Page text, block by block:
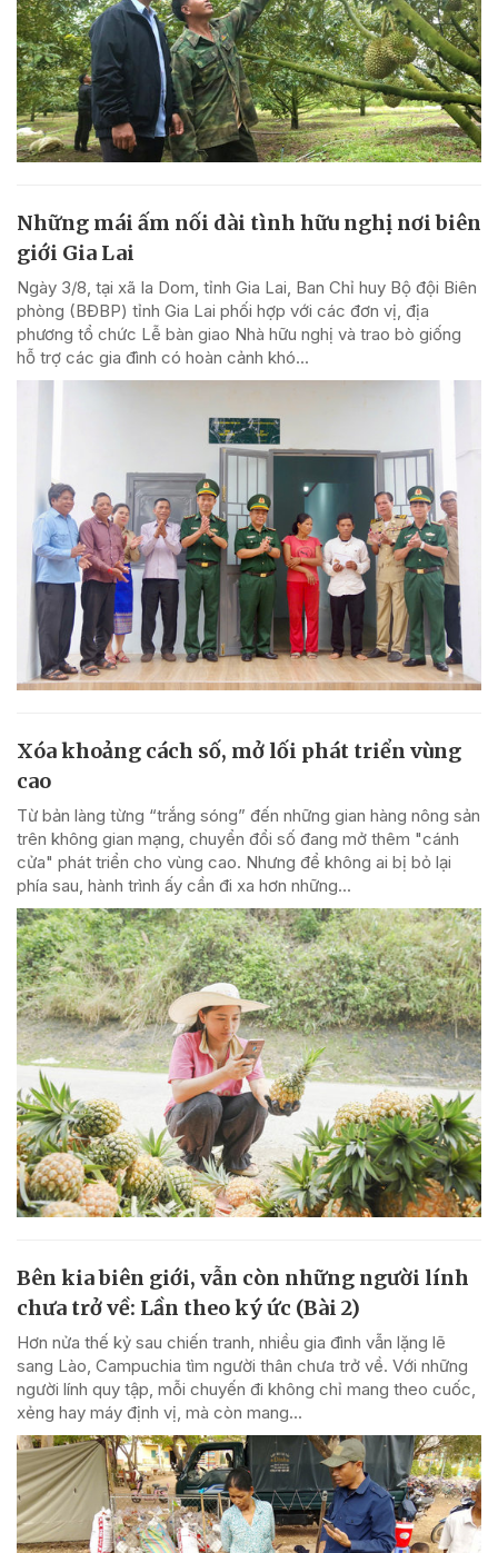
Những mái ấm nối dài tình hữu nghị nơi biên
giới Gia Lai
Ngày 3/8, tại xã Ia Dom, tỉnh Gia Lai, Ban Chỉ huy Bộ đội Biên
phòng (BĐBP) tỉnh Gia Lai phối hợp với các đơn vị, địa
phương tổ chức Lễ bàn giao Nhà hữu nghị và trao bò giống
hỗ trợ các gia đình có hoàn cảnh khó...
Xóa khoảng cách số, mở lối phát triển vùng
cao
Từ bản làng từng “trắng sóng” đến những gian hàng nông sản
trên không gian mạng, chuyển đổi số đang mở thêm "cánh
cửa" phát triển cho vùng cao. Nhưng để không ai bị bỏ lại
phía sau, hành trình ấy cần đi xa hơn những...
Bên kia biên giới, vẫn còn những người lính
chưa trở về: Lần theo ký ức (Bài 2)
Hơn nửa thế kỷ sau chiến tranh, nhiều gia đình vẫn lặng lẽ
sang Lào, Campuchia tìm người thân chưa trở về. Với những
người lính quy tập, mỗi chuyến đi không chỉ mang theo cuốc,
xẻng hay máy định vị, mà còn mang...